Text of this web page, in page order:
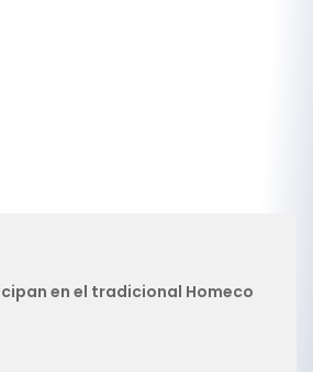
en el tradicional Homeco